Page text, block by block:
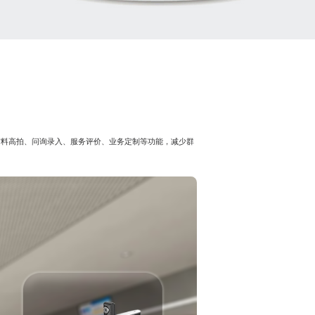
高拍、问询录入、服务评价、业务定制等功能，减少群